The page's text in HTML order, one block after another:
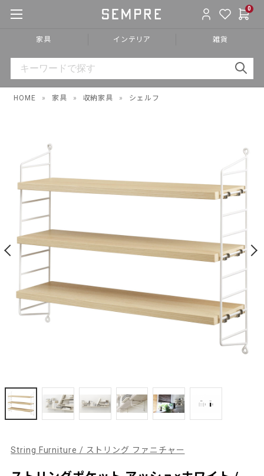
0
家具 インテリア 雑貨
HOME » 家具 » 収納家具 » シェルフ
String Furniture / ストリング ファニチャー